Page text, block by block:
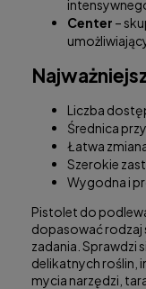
Center –
Liczba
Średnica
Łatwa
Szerokie
Wygodna i
Pistolet do
dopasować rodzaj
zadania. Sprawdzi
delikatnych roślin,
mycia narzędzi,